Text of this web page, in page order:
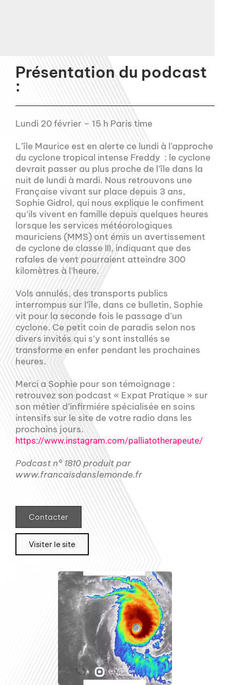
Présentation du podcast
:
Lundi 20 février – 15 h Paris time
L’île Maurice est en alerte ce lundi à l’approche
du cyclone tropical intense Freddy : le cyclone
devrait passer au plus proche de l’île dans la
nuit de lundi à mardi. Nous retrouvons une
Française vivant sur place depuis 3 ans,
Sophie Gidrol, qui nous explique le confiment
qu’ils vivent en famille depuis quelques heures
lorsque les services météorologiques
mauriciens (MMS) ont émis un avertissement
de cyclone de classe III, indiquant que des
rafales de vent pourraient atteindre 300
kilomètres à l’heure.
Vols annulés, des transports publics
interrompus sur l’île, dans ce bulletin, Sophie
vit pour la seconde fois le passage d’un
cyclone. Ce petit coin de paradis selon nos
divers invités qui s’y sont installés se
transforme en enfer pendant les prochaines
heures.
Merci a Sophie pour son témoignage :
retrouvez son podcast « Expat Pratique » sur
son métier d’infirmiére spécialisée en soins
intensifs sur le site de votre radio dans les
prochains jours.
https://www.instagram.com/palliatotherapeute/
Podcast n° 1810 produit par
www.francaisdanslemonde.fr
Contacter
Visiter le site